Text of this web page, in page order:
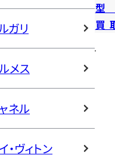
ガリ
メス
ネル
・ヴィトン
買